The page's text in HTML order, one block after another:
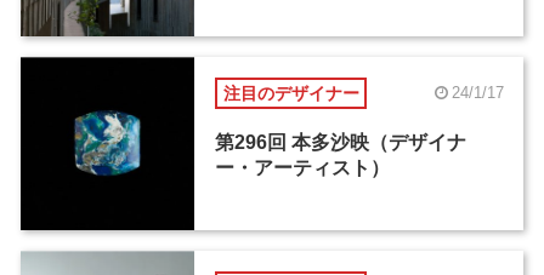
注目のデザイナー 24/1/17
第296回 本多沙映（デザイナ
ー・アーティスト）